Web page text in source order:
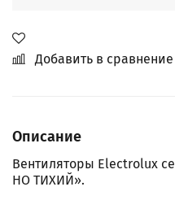
Добавить в сравнение
Описание
Вентиляторы Electrolux
НО ТИХИЙ».